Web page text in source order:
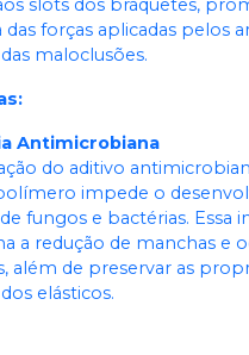
slots dos bráquetes,
das forças aplicadas pelos
maloclusões.
Antimicrobiana
do aditivo
impede o
fungos e bactérias. Essa
a redução de manchas e
além de preservar as
elásticos.